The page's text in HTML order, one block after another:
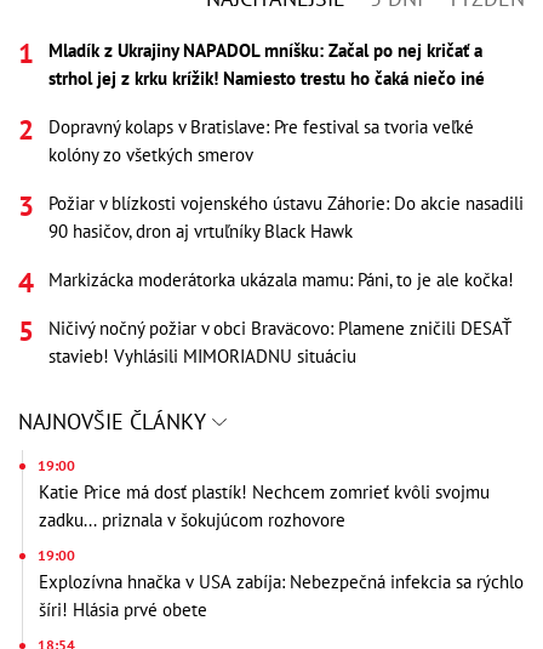
Mladík z Ukrajiny NAPADOL mníšku: Začal po nej kričať a
strhol jej z krku krížik! Namiesto trestu ho čaká niečo iné
Dopravný kolaps v Bratislave: Pre festival sa tvoria veľké
kolóny zo všetkých smerov
Požiar v blízkosti vojenského ústavu Záhorie: Do akcie nasadili
90 hasičov, dron aj vrtuľníky Black Hawk
Markizácka moderátorka ukázala mamu: Páni, to je ale kočka!
Ničivý nočný požiar v obci Braväcovo: Plamene zničili DESAŤ
stavieb! Vyhlásili MIMORIADNU situáciu
NAJNOVŠIE ČLÁNKY
19:00
Katie Price má dosť plastík! Nechcem zomrieť kvôli svojmu
zadku... priznala v šokujúcom rozhovore
19:00
Explozívna hnačka v USA zabíja: Nebezpečná infekcia sa rýchlo
šíri! Hlásia prvé obete
18:54